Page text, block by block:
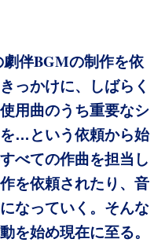
劇伴BGMの制作を依
っかけに、しばらく
用曲のうち重要なシ
…という依頼から始
べての作曲を担当し
を依頼されたり、音
なっていく。そんな
を始め現在に至る。